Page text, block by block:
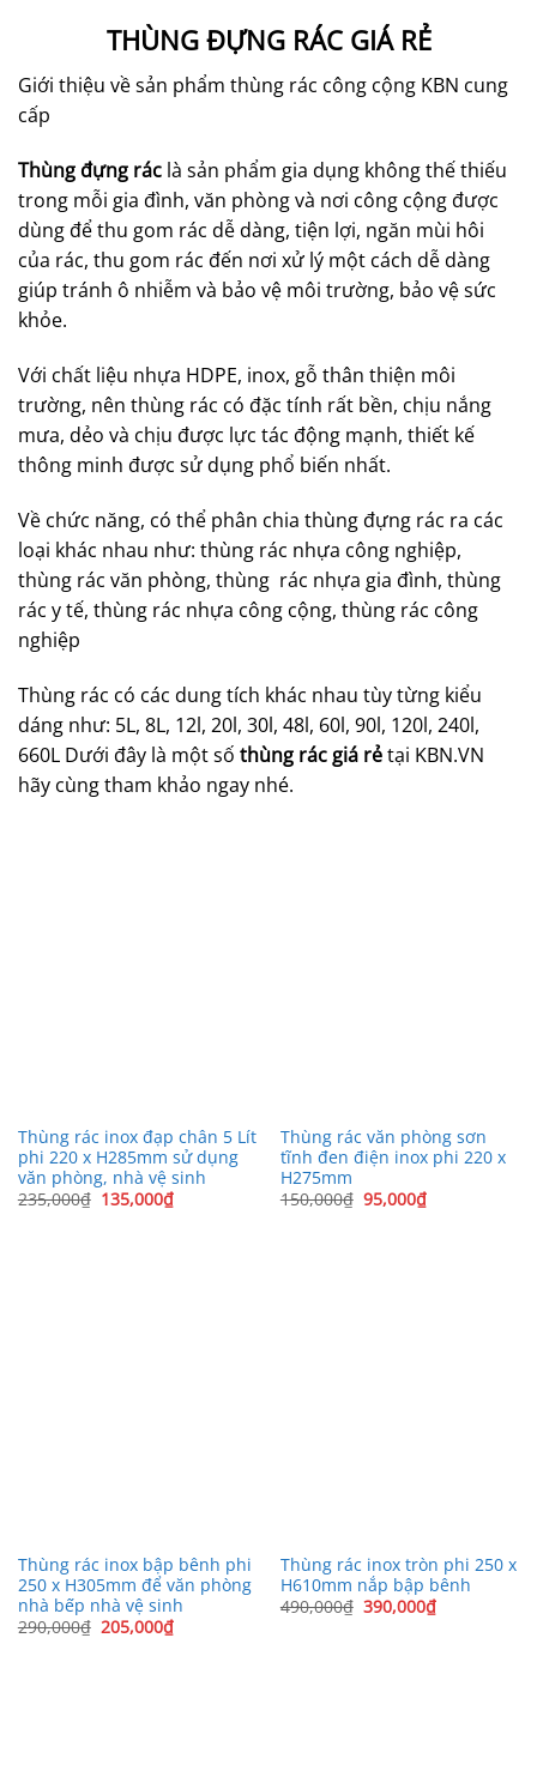
THÙNG ĐỰNG RÁC GIÁ RẺ
Giới thiệu về sản phẩm thùng rác công cộng KBN cung
cấp
Thùng đựng rác là sản phẩm gia dụng không thế thiếu
trong mỗi gia đình, văn phòng và nơi công cộng được
dùng để thu gom rác dễ dàng, tiện lợi, ngăn mùi hôi
của rác, thu gom rác đến nơi xử lý một cách dễ dàng
giúp tránh ô nhiễm và bảo vệ môi trường, bảo vệ sức
khỏe.
Với chất liệu nhựa HDPE, inox, gỗ thân thiện môi
trường, nên thùng rác có đặc tính rất bền, chịu nắng
mưa, dẻo và chịu được lực tác động mạnh, thiết kế
thông minh được sử dụng phổ biến nhất.
Về chức năng, có thể phân chia thùng đựng rác ra các
loại khác nhau như: thùng rác nhựa công nghiệp,
thùng rác văn phòng, thùng rác nhựa gia đình, thùng
rác y tế, thùng rác nhựa công cộng, thùng rác công
nghiệp
Thùng rác có các dung tích khác nhau tùy từng kiểu
dáng như: 5L, 8L, 12l, 20l, 30l, 48l, 60l, 90l, 120l, 240l,
660L Dưới đây là một số thùng rác giá rẻtại KBN.VN
hãy cùng tham khảo ngay nhé.
Thùng rác inox đạp chân 5 Lít
phi 220 x H285mm sử dụng
văn phòng, nhà vệ sinh
235,000₫ Giá
gốc
135,000₫Giá
hiện
Thùng rác văn phòng sơn
tĩnh đen điện inox phi 220 x
H275mm
150,000₫ Giá
gốc
95,000₫Giá
hiện
Thùng rác inox bập bênh phi
250 x H305mm để văn phòng
nhà bếp nhà vệ sinh
290,000₫ Giá
gốc
205,000₫Giá
hiện
Thùng rác inox tròn phi 250 x
H610mm nắp bập bênh
490,000₫ Giá
gốc
390,000₫Giá
hiện